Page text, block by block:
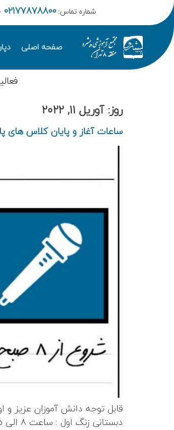
شماره تماس: 02177878800
صفحه اصلی
روز:آوریل 11, 2022
ساعات آغاز و پایان کلاس های
قابل توجه دانش آموزان عزیز و
دبستانی زنگ اول : ساعت ۸ الی ۸:۴۵ زنگ دوم : ساعت ۹ الی ۱۰ زنگ سوم : ساعت ۱۰:۱۵ الی ۱۱:۱۵ زنگ چهارم : […]